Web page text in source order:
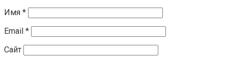
Имя *
Email *
Сайт